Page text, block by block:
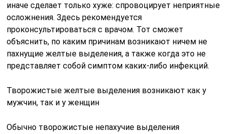
иначе сделает только хуже: спровоцирует неприятные
осложнения. Здесь рекомендуется
проконсультироваться с врачом. Тот сможет
объяснить, по каким причинам возникают ничем не
пахнущие желтые выделения, а также когда это не
представляет собой симптом каких-либо инфекций.
Творожистые желтые выделения возникают как у
мужчин, так и у женщин
Обычно творожистые непахучие выделения